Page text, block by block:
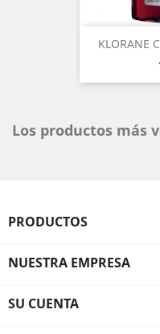
KLORANE
Los productos más
PRODUCTOS
NUESTRA EMPRESA
SU CUENTA